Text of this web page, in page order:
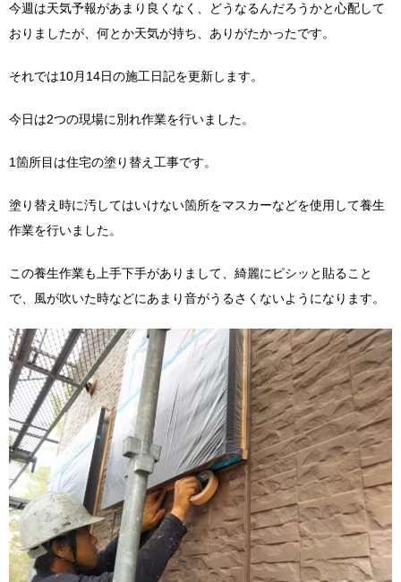
今週は天気予報があまり良くなく、どうなるんだろうかと心配して
おりましたが、何とか天気が持ち、ありがたかったです。
それでは10月14日の施工日記を更新します。
今日は2つの現場に別れ作業を行いました。
1箇所目は住宅の塗り替え工事です。
塗り替え時に汚してはいけない箇所をマスカーなどを使用して養生
作業を行いました。
この養生作業も上手下手がありまして、綺麗にピシッと貼ること
で、風が吹いた時などにあまり音がうるさくないようになります。